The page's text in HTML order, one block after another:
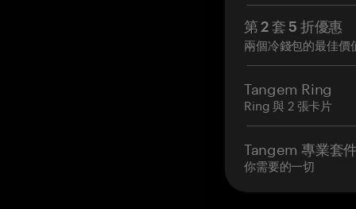
第 2 套 5 折優惠
兩個冷錢包的最佳價
Tangem Ring
Ring 與 2 張卡片
Tangem 專業套
你需要的一切